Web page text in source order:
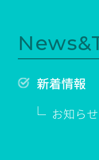
新着情報
お知らせ